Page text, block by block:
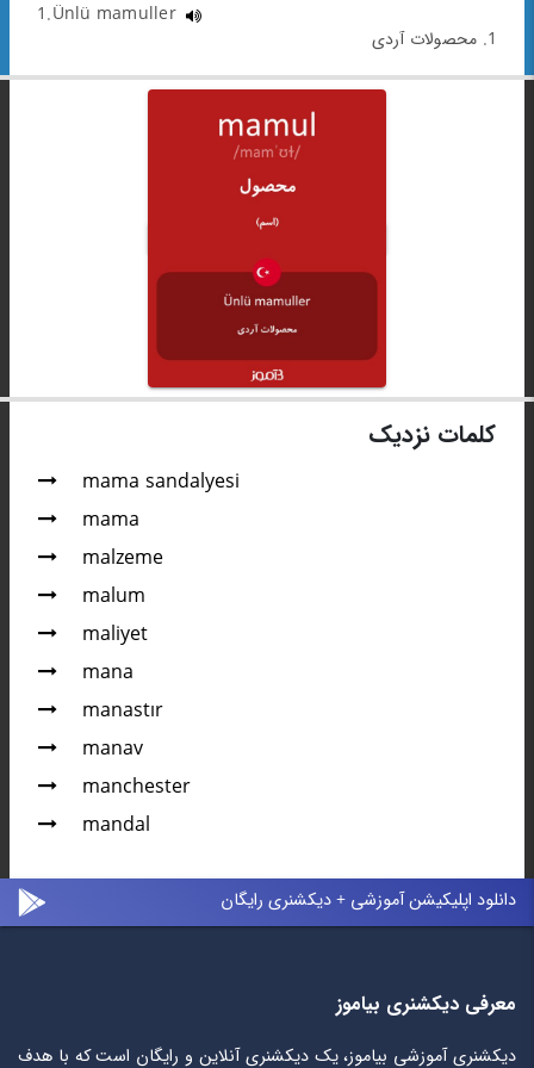
1.Ünlü mamuller
1. محصولات آردی
کلمات نزدیک
mama sandalyesi
mama
malzeme
malum
maliyet
mana
manastır
manav
manchester
mandal
دانلود اپلیکیشن آموزشی + دیکشنری رایگان
معرفی دیکشنری بیاموز
دیکشنری آموزشی بیاموز، یک دیکشنری آنلاین و رایگان است که با هدف